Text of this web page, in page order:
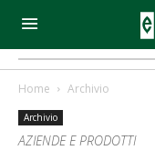
Home Archivio
Archivio
AZIENDE E PRODOTTI